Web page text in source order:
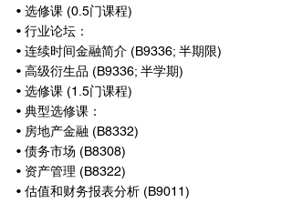
• 选修课 (0.5门课程)
• 行业论坛：
• 连续时间金融简介 (B9336; 半期限)
• 高级衍生品 (B9336; 半学期)
• 选修课 (1.5门课程)
• 典型选修课：
• 房地产金融 (B8332)
• 债务市场 (B8308)
• 资产管理 (B8322)
• 估值和财务报表分析 (B9011)